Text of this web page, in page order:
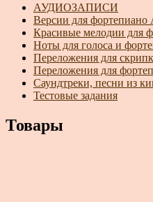
АУДИОЗАПИСИ
Версии для фортепиано
Красивые мелодии для
Ноты для голоса и
Переложения для
Переложения для
Саундтреки, песни из
Тестовые задания
Товары